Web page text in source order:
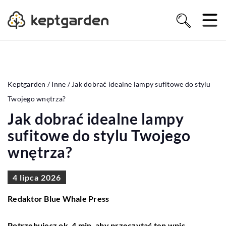
Keptgarden /Inne / Jak dobrać idealne lampy sufitowe do stylu
Twojego wnętrza?
Jak dobrać idealne lampy
sufitowe do stylu Twojego
wnętrza?
4 lipca 2026
Redaktor Blue Whale Press